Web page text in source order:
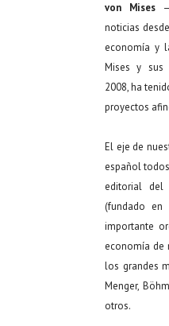
von Mises
noticias
economía y
Mises y sus
2008, ha
proyectos
El eje de
español
editorial del
(fundado
importante
economía de
los grandes
Menger,
otros.